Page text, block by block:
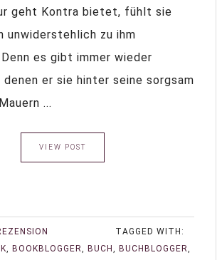
geht Kontra bietet, fühlt sie
unwiderstehlich zu ihm
es gibt immer wieder
denen er sie hinter seine sorgsam
...
VIEW POST
TAGGED WITH:
, BOOKBLOGGER, BUCH , BUCHBLOGGER,